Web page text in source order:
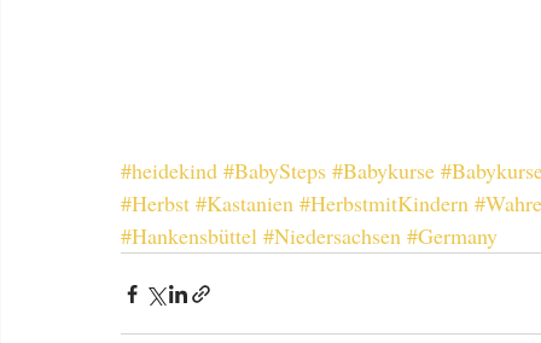
#heidekind #BabySteps #Babykurse
#Herbst #Kastanien #HerbstmitKindern
#Hankensbüttel #Niedersachsen #Germany